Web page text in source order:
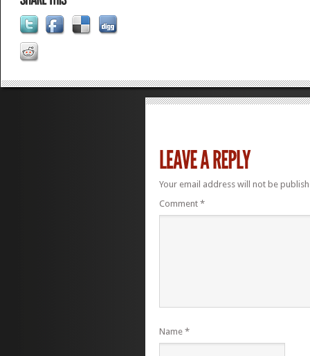
Your email address will not be
Comment *
Name *